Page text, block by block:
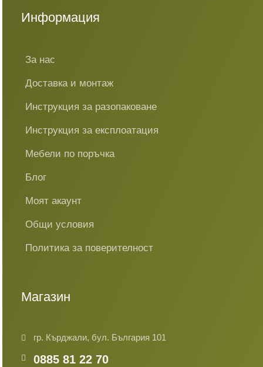
Информация
За нас
Доставка и монтаж
Инструкция за разопаковане
Инструкция за експлоатация
Мебели по поръчка
Блог
Моят акаунт
Общи условия
Политика за поверителност
Магазин
гр. Кърджали, бул. България 101
0885 81 22 70